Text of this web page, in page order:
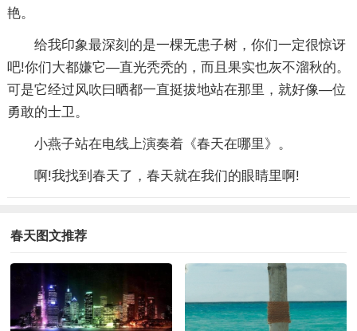
艳。
给我印象最深刻的是一棵无患子树，你们一定很惊讶
吧!你们大都嫌它—直光秃秃的，而且果实也灰不溜秋的。
可是它经过风吹曰晒都一直挺拔地站在那里，就好像—位
勇敢的士卫。
小燕子站在电线上演奏着《春天在哪里》。
啊!我找到春天了，春天就在我们的眼睛里啊!
春天图文推荐